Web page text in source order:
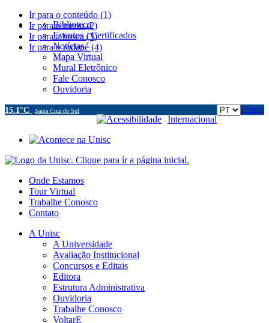
Ir para o conteúdo (1)
Ir para o menu (2)
Ir para a busca (3)
Ir para o rodapé (4)
Biblioteca
Eventos / Certificados
Notícias
Mapa Virtual
Mural Eletrônico
Fale Conosco
Ouvidoria
Entrar
Acessibilidade Internacional
15.1°C Santa Cruz do Sul
Onde Estamos
Tour Virtual
Trabalhe Conosco
Contato
A Unisc
A Universidade
Avaliação Institucional
Concursos e Editais
Editora
Estrutura Administrativa
Ouvidoria
Trabalhe Conosco
VoltarE